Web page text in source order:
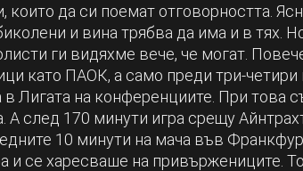
които да си поемат отговорността.
и вина трябва да има и в тях.
ги видяхме вече, че могат.
като ПАОК, а само преди три-
в Лигата на конференциите. При това
А след 170 минути игра срещу
10 минути на мача във
и се харесваше на привържениците.